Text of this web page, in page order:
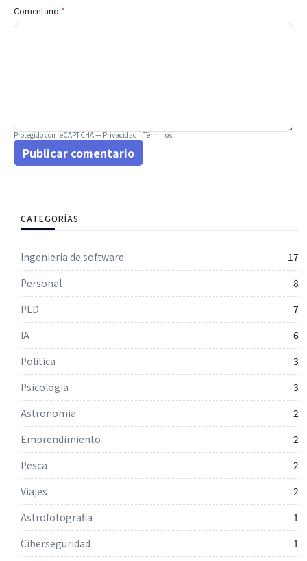
Comentario *
Protegido con reCAPTCHA —Privacidad·Términos
Publicar comentario
CATEGORÍAS
Ingenieria de software
17
Personal
8
PLD
7
IA
6
Politica
3
Psicologia
3
Astronomia
2
Emprendimiento
2
Pesca
2
Viajes
2
Astrofotografia
1
Ciberseguridad
1